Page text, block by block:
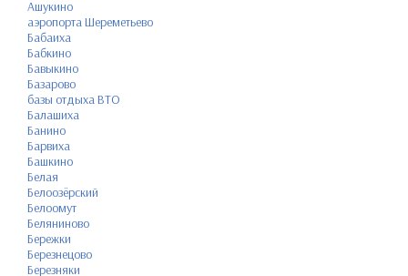
Ашукино
аэропорта Шереметьево
Бабаиха
Бабкино
Бавыкино
Базарово
базы отдыха ВТО
Балашиха
Банино
Барвиха
Башкино
Белая
Белоозёрский
Белоомут
Беляниново
Бережки
Березнецово
Березняки